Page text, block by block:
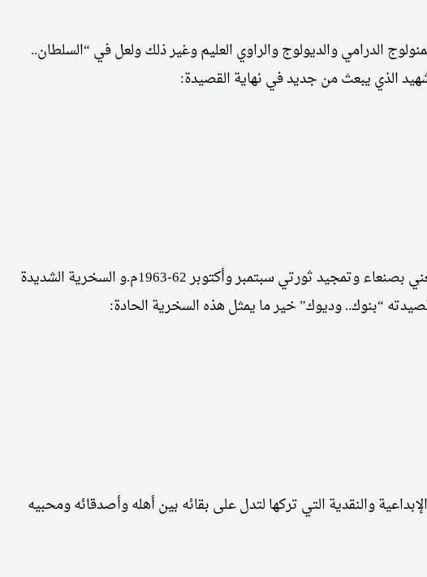
الدرامي والديولوج والراوي العليم وغير ذلك ولعل في “السلطان..
الذي يبعث من جديد في نهاية القصيدة:
أما أهم ما في شعره من مضامين أو أبعاد موضوعية فيتجلى في الدعوة إلى الوحدة ونبذ الفرقة والدفاع عن الوطن والتغني بصنعاء وتمجيد ثورتي سبتمبر وأكتوبر 62-1963م.و السخرية الشديدة
“بنوك.. وديوك” خير ما يمثل هذه السخرية الحادة:
والنقدية التي تركها لتدل على بقائه بين أهله وأصدقائه ومحبيه